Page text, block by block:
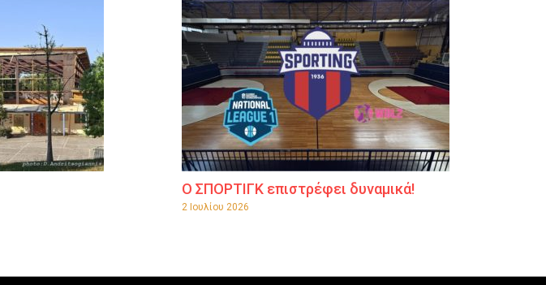
Ο ΣΠΟΡΤΙΓΚ επιστρέφει δυναμικά!
2 Ιουλίου 2026